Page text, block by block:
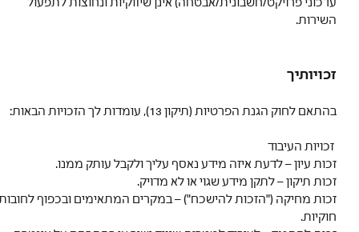
עדכוני פרויקט/חשבונית/אבטחה) אינן שיווקיות ונחוצות לתפעול
השירות.
זכויותיך
בהתאם לחוק הגנת הפרטיות (תיקון 13), עומדות לך הזכויות הבאות:
זכויות העיבוד
זכות עיון – לדעת איזה מידע נאסף עליך ולקבל עותק ממנו.
זכות תיקון – לתקן מידע שגוי או לא מדויק.
זכות מחיקה ("הזכות להישכח") – במקרים המתאימים ובכפוף לחובות
חוקיות.